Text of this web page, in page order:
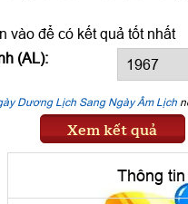
vào để có kết quả tốt nhất
(AL):
Dương Lịch Sang Ngày Âm Lịch
Xem kết quả
Thông